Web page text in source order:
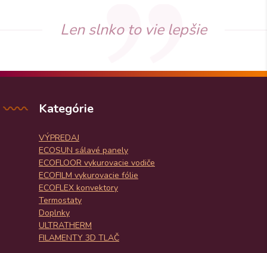
Len slnko to vie lepšie
Kategórie
VÝPREDAJ
ECOSUN sálavé panely
ECOFLOOR vykurovacie vodiče
ECOFILM vykurovacie fólie
ECOFLEX konvektory
Termostaty
Doplnky
ULTRATHERM
FILAMENTY 3D TLAČ